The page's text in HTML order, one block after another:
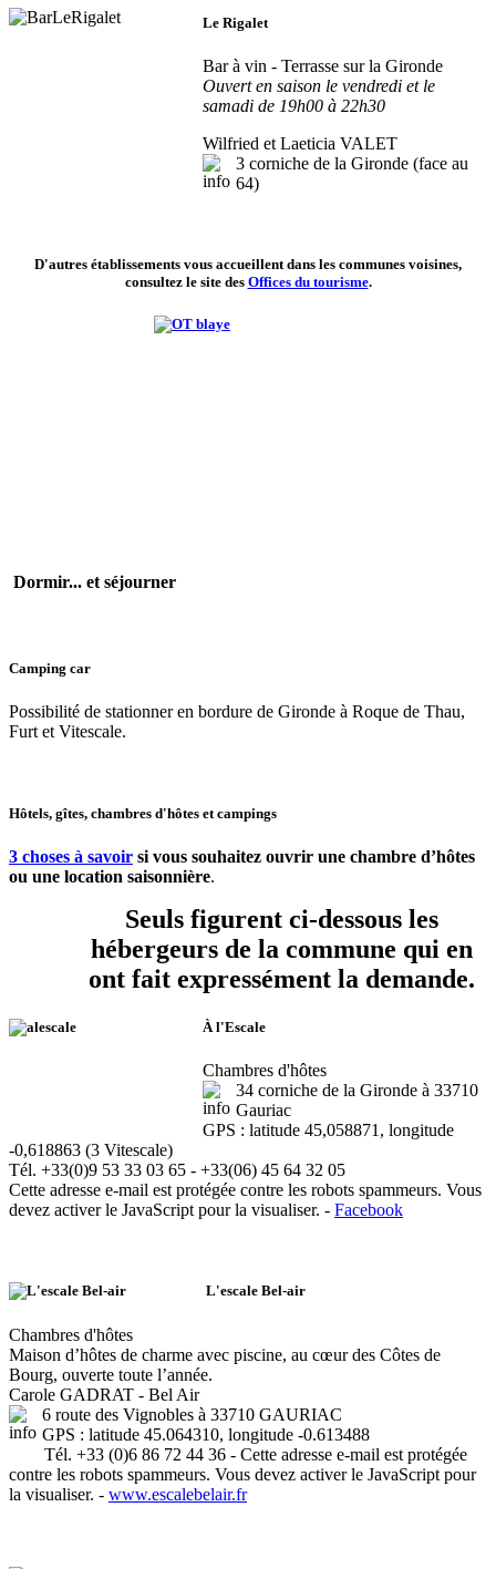
Le Rigalet
Bar à vin - Terrasse sur la Gironde
Ouvert en saison le vendredi et le
samadi de 19h00 à 22h30
Wilfried et Laeticia VALET
3 corniche de la Gironde (face au
64)
D'autres établissements vous accueillent dans les communes voisines,
consultez le site des Offices du tourisme.
Dormir... et séjourner
Camping car
Possibilité de stationner en bordure de Gironde à Roque de Thau,
Furt et Vitescale.
Hôtels, gîtes, chambres d'hôtes et campings
3 choses à savoir si vous souhaitez ouvrir une chambre d’hôtes
ou une location saisonnière.
Seuls figurent ci-dessous les
hébergeurs de la commune qui en
ont fait expressément la demande.
À l'Escale
Chambres d'hôtes
34 corniche de la Gironde à 33710
Gauriac
GPS : latitude 45,058871, longitude
-0,618863 (3 Vitescale)
Tél. +33(0)9 53 33 03 65 - +33(06) 45 64 32 05
Cette adresse e-mail est protégée contre les robots spammeurs. Vous
devez activer le JavaScript pour la visualiser. - Facebook
L'escale Bel-air
Chambres d'hôtes
Maison d’hôtes de charme avec piscine, au cœur des Côtes de
Bourg, ouverte toute l’année.
Carole GADRAT - Bel Air
6 route des Vignobles à 33710 GAURIAC
GPS : latitude 45.064310, longitude -0.613488
Tél. +33 (0)6 86 72 44 36 - Cette adresse e-mail est protégée
contre les robots spammeurs. Vous devez activer le JavaScript pour
la visualiser. - www.escalebelair.fr